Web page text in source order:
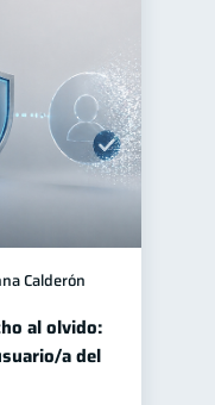
Calderón
al olvido:
a del